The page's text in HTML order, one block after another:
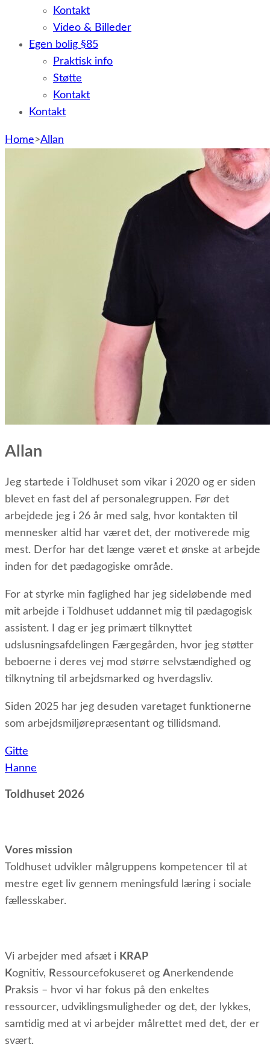
Kontakt
Video & Billeder
Egen bolig §85
Praktisk info
Støtte
Kontakt
Kontakt
Home>Allan
Allan
Jeg startede i Toldhuset som vikar i 2020 og er siden
blevet en fast del af personalegruppen. Før det
arbejdede jeg i 26 år med salg, hvor kontakten til
mennesker altid har været det, der motiverede mig
mest. Derfor har det længe været et ønske at arbejde
inden for det pædagogiske område.
For at styrke min faglighed har jeg sideløbende med
mit arbejde i Toldhuset uddannet mig til pædagogisk
assistent. I dag er jeg primært tilknyttet
udslusningsafdelingen Færgegården, hvor jeg støtter
beboerne i deres vej mod større selvstændighed og
tilknytning til arbejdsmarked og hverdagsliv.
Siden 2025 har jeg desuden varetaget funktionerne
som arbejdsmiljørepræsentant og tillidsmand.
Indlægsnavigation
Gitte
Hanne
Toldhuset 2026
Vores mission
Toldhuset udvikler målgruppens kompetencer til at
mestre eget liv gennem meningsfuld læring i sociale
fællesskaber.
Vi arbejder med afsæt i KRAP
Kognitiv, Ressourcefokuseret og Anerkendende
Praksis – hvor vi har fokus på den enkeltes
ressourcer, udviklingsmuligheder og det, der lykkes,
samtidig med at vi arbejder målrettet med det, der er
svært.